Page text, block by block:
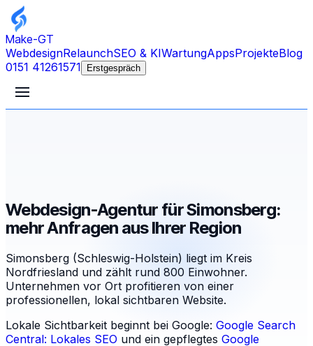
Make-GT
WebdesignRelaunchSEO & KIWartungAppsProjekteBlog
0151 41261571
Erstgespräch
Webdesign-Agentur für Simonsberg:
mehr Anfragen aus Ihrer Region
Simonsberg (Schleswig-Holstein) liegt im Kreis
Nordfriesland und zählt rund 800 Einwohner.
Unternehmen vor Ort profitieren von einer
professionellen, lokal sichtbaren Website.
Lokale Sichtbarkeit beginnt bei Google: Google Search
Central: Lokales SEO und ein gepflegtes Google